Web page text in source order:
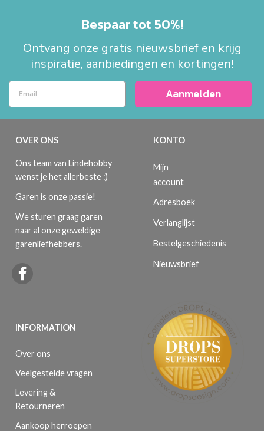
Bespaar tot 50%!
Ontvang onze gratis nieuwsbrief en krijg
inspiratie, aanbiedingen en kortingen!
Aanmelden
OVER ONS
Ons team van Lindehobby
wenst je het allerbeste :)
Garen is onze passie!
We sturen graag garen
naar al onze geweldige
garenliefhebbers.
INFORMATION
Over ons
Veelgestelde vragen
Levering &
Retourneren
Aankoop herroepen
KONTO
Mijn
account
Adresboek
Verlanglijst
Bestelgeschiedenis
Nieuwsbrief